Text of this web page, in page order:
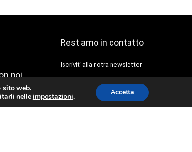
noi
nuove idee
Restiamo in contatto
Iscriviti alla notra newsletter
sito web.
nelle impostazioni. Accetta